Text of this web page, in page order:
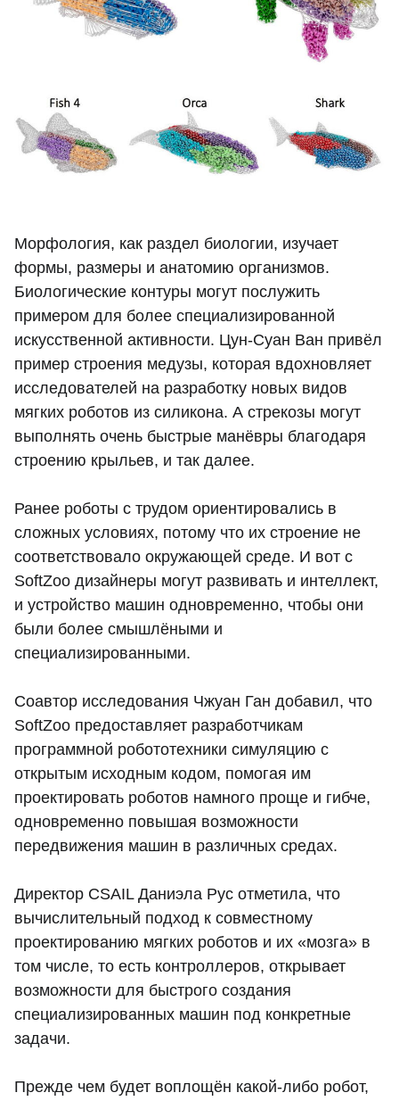
Морфология, как раздел биологии, изучает
формы, размеры и анатомию организмов.
Биологические контуры могут послужить
примером для более специализированной
искусственной активности. Цун-Суан Ван привёл
пример строения медузы, которая вдохновляет
исследователей на разработку новых видов
мягких роботов из силикона. А стрекозы могут
выполнять очень быстрые манёвры благодаря
строению крыльев, и так далее.
Ранее роботы с трудом ориентировались в
сложных условиях, потому что их строение не
соответствовало окружающей среде. И вот с
SoftZoo дизайнеры могут развивать и интеллект,
и устройство машин одновременно, чтобы они
были более смышлёными и
специализированными.
Соавтор исследования Чжуан Ган добавил, что
SoftZoo предоставляет разработчикам
программной робототехники симуляцию с
открытым исходным кодом, помогая им
проектировать роботов намного проще и гибче,
одновременно повышая возможности
передвижения машин в различных средах.
Директор CSAIL Даниэла Рус отметила, что
вычислительный подход к совместному
проектированию мягких роботов и их «мозга» в
том числе, то есть контроллеров, открывает
возможности для быстрого создания
специализированных машин под конкретные
задачи.
Прежде чем будет воплощён какой-либо робот,